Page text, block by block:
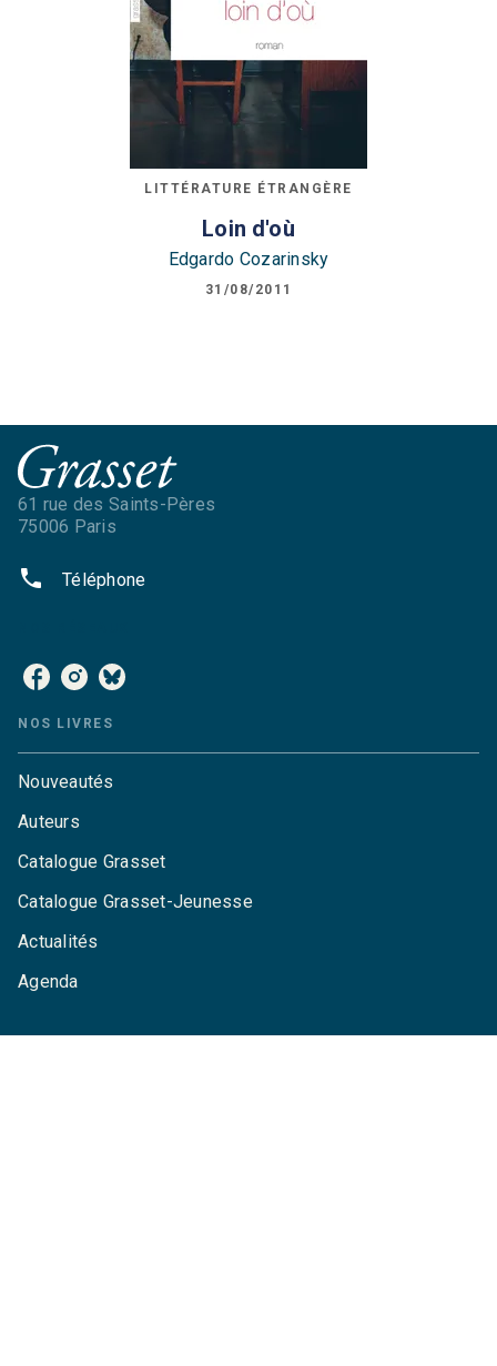
LITTÉRATURE ÉTRANGÈRE
Loin d'où
Edgardo Cozarinsky
31/08/2011
61 rue des Saints-Pères
75006 Paris
phone Téléphone
NOS LIVRES
Nouveautés
Auteurs
Catalogue Grasset
Catalogue Grasset-Jeunesse
Actualités
Agenda